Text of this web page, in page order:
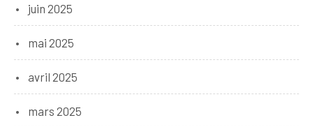
juin 2025
mai 2025
avril 2025
mars 2025